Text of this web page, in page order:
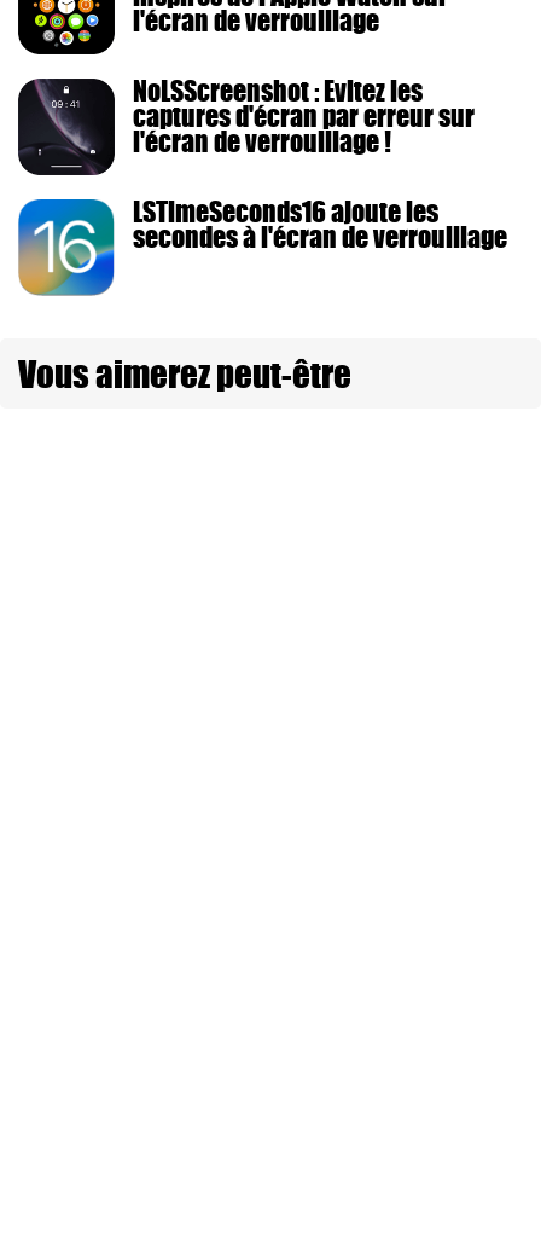
l'écran de verrouillage
NoLSScreenshot : Evitez les
captures d'écran par erreur sur
l'écran de verrouillage !
LSTimeSeconds16 ajoute les
secondes à l'écran de verrouillage
Vous aimerez peut-être